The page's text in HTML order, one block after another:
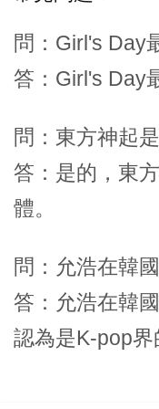
問：Girl's Day
答：Girl's Day
問：東方神起
答：是的，東
體。
問：允浩在韓
答：允浩在韓
認為是K-pop界